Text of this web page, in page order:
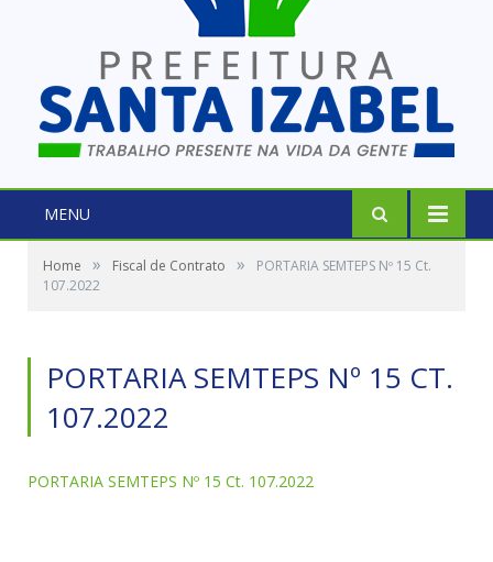
MENU
Home » Fiscal de Contrato »
PORTARIA SEMTEPS Nº 15 Ct.
107.2022
PORTARIA SEMTEPS Nº 15 CT.
107.2022
PORTARIA SEMTEPS Nº 15 Ct. 107.2022